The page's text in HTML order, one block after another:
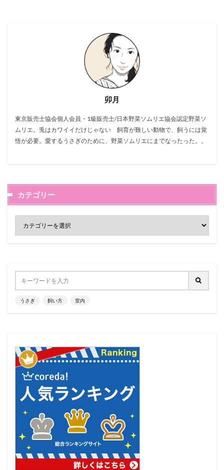
卯月
東京販売士協会個人会員・1級販売士/日本野菜ソムリエ協会認定野菜ソ
ムリエ。兎はカワイイだけじゃない 飼育が難しい動物で、飼うには覚
悟が必要。愛するうさぎのために、野菜ソムリエにまでなったった。。
カテゴリー
うさぎ 飼い方 室内